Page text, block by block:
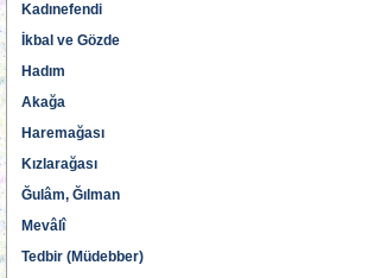
Kadınefendi
İkbal ve Gözde
Hadım
Akağa
Haremağası
Kızlarağası
Ğulâm, Ğılman
Mevâlî
Tedbir (Müdebber)